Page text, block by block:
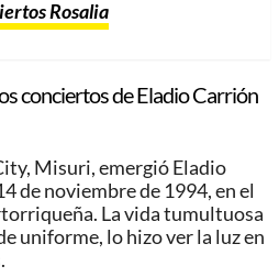
Rosalia
conciertos de Eladio Carrión
Misuri, emergió Eladio
de noviembre de 1994, en el
La vida tumultuosa
uniforme, lo hizo ver la luz en